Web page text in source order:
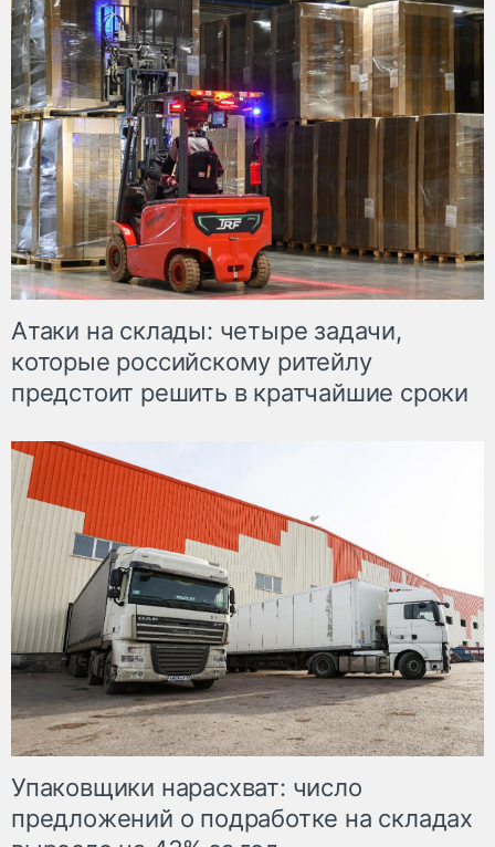
Атаки на склады: четыре задачи,
которые российскому ритейлу
предстоит решить в кратчайшие сроки
Упаковщики нарасхват: число
предложений о подработке на складах